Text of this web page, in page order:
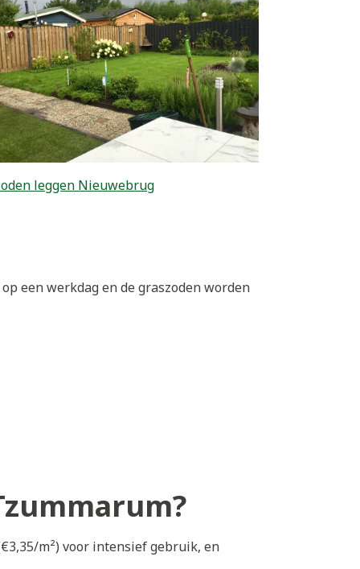
leggen Nieuwebrug
een werkdag en de graszoden worden
m²) voor intensief gebruik, en